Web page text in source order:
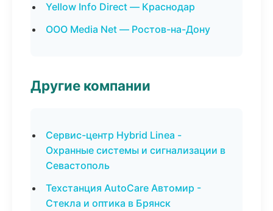
Yellow Info Direct — Краснодар
ООО Media Net — Ростов-на-Дону
Другие компании
Сервис-центр Hybrid Linea -
Охранные системы и сигнализации в
Севастополь
Техстанция AutoCare Автомир -
Стекла и оптика в Брянск